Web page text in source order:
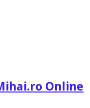
Online